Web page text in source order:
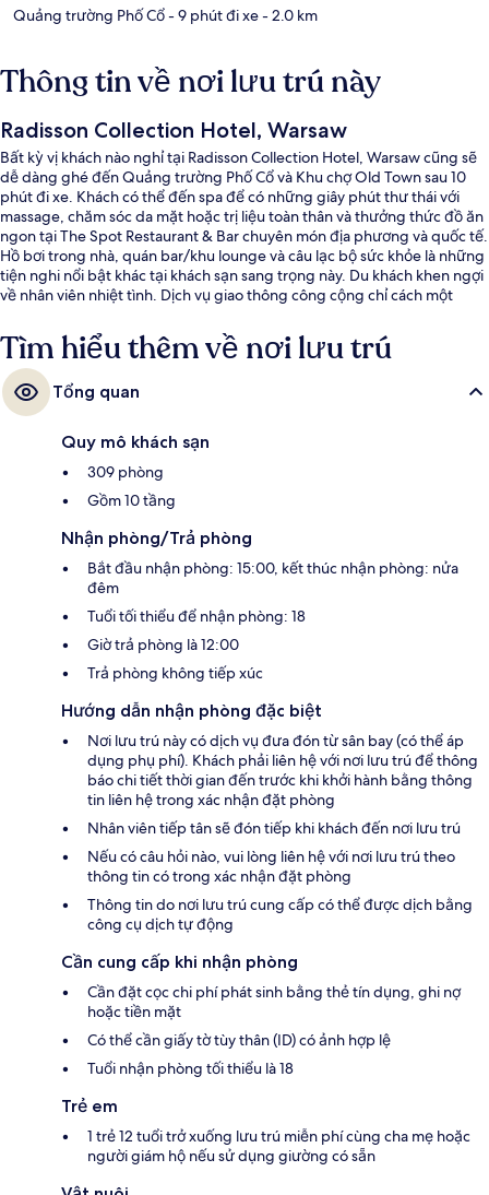
Quảng trường Phố Cổ- 9 phút đi xe- 2.0 km
Thông tin về nơi lưu trú này
Radisson Collection Hotel, Warsaw
Bất kỳ vị khách nào nghỉ tại Radisson Collection Hotel, Warsaw cũng sẽ
dễ dàng ghé đến Quảng trường Phố Cổ và Khu chợ Old Town sau 10
phút đi xe. Khách có thể đến spa để có những giây phút thư thái với
massage, chăm sóc da mặt hoặc trị liệu toàn thân và thưởng thức đồ ăn
ngon tại The Spot Restaurant & Bar chuyên món địa phương và quốc tế.
Hồ bơi trong nhà, quán bar/khu lounge và câu lạc bộ sức khỏe là những
tiện nghi nổi bật khác tại khách sạn sang trọng này. Du khách khen ngợi
về nhân viên nhiệt tình. Dịch vụ giao thông công cộng chỉ cách một
xe điện Hala Mirowska 03 5 phút.
Tìm hiểu thêm về nơi lưu trú
Tổng quan
Quy mô khách sạn
309 phòng
Gồm 10 tầng
Nhận phòng/Trả phòng
Bắt đầu nhận phòng: 15:00, kết thúc nhận phòng: nửa
đêm
Tuổi tối thiểu để nhận phòng: 18
Giờ trả phòng là 12:00
Trả phòng không tiếp xúc
Hướng dẫn nhận phòng đặc biệt
Nơi lưu trú này có dịch vụ đưa đón từ sân bay (có thể áp
dụng phụ phí). Khách phải liên hệ với nơi lưu trú để thông
báo chi tiết thời gian đến trước khi khởi hành bằng thông
tin liên hệ trong xác nhận đặt phòng
Nhân viên tiếp tân sẽ đón tiếp khi khách đến nơi lưu trú
Nếu có câu hỏi nào, vui lòng liên hệ với nơi lưu trú theo
thông tin có trong xác nhận đặt phòng
Thông tin do nơi lưu trú cung cấp có thể được dịch bằng
công cụ dịch tự động
Cần cung cấp khi nhận phòng
Cần đặt cọc chi phí phát sinh bằng thẻ tín dụng, ghi nợ
hoặc tiền mặt
Có thể cần giấy tờ tùy thân (ID) có ảnh hợp lệ
Tuổi nhận phòng tối thiểu là 18
Trẻ em
1 trẻ 12 tuổi trở xuống lưu trú miễn phí cùng cha mẹ hoặc
người giám hộ nếu sử dụng giường có sẵn